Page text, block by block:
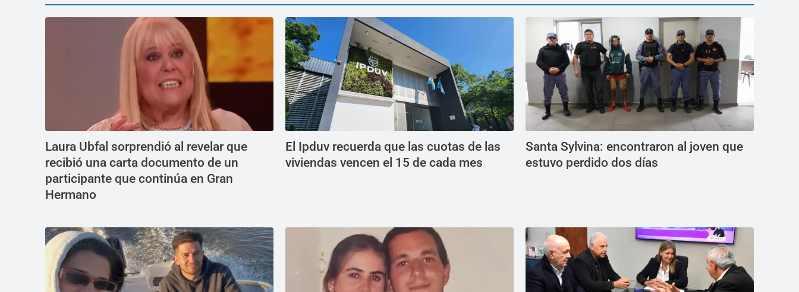
Laura Ubfal sorprendió al revelar que
recibió una carta documento de un
participante que continúa en Gran
Hermano
El Ipduv recuerda que las cuotas de las
viviendas vencen el 15 de cada mes
Santa Sylvina: encontraron al joven que
estuvo perdido dos días